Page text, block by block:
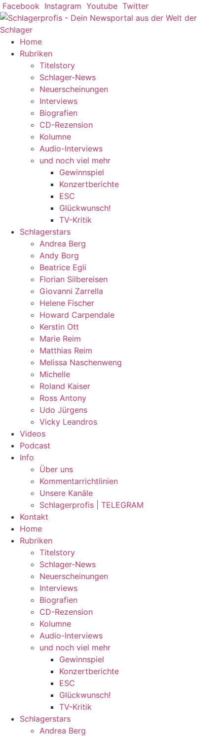
Zum
Inhalt
springen
Facebook Instagram Youtube Twitter
Home
Rubriken
Titelstory
Schlager-News
Neuerscheinungen
Interviews
Biografien
CD-Rezension
Kolumne
Audio-Interviews
und noch viel mehr
Gewinnspiel
Konzertberichte
ESC
Glückwunsch!
TV-Kritik
Schlagerstars
Andrea Berg
Andy Borg
Beatrice Egli
Florian Silbereisen
Giovanni Zarrella
Helene Fischer
Howard Carpendale
Kerstin Ott
Marie Reim
Matthias Reim
Melissa Naschenweng
Michelle
Roland Kaiser
Ross Antony
Udo Jürgens
Vicky Leandros
Videos
Podcast
Info
Über uns
Kommentarrichtlinien
Unsere Kanäle
Schlagerprofis | TELEGRAM
Kontakt
Home
Rubriken
Titelstory
Schlager-News
Neuerscheinungen
Interviews
Biografien
CD-Rezension
Kolumne
Audio-Interviews
und noch viel mehr
Gewinnspiel
Konzertberichte
ESC
Glückwunsch!
TV-Kritik
Schlagerstars
Andrea Berg